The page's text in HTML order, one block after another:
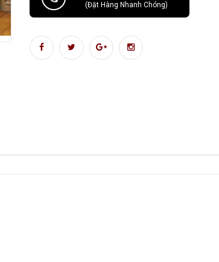
(Đặt Hàng Nhanh Chóng)